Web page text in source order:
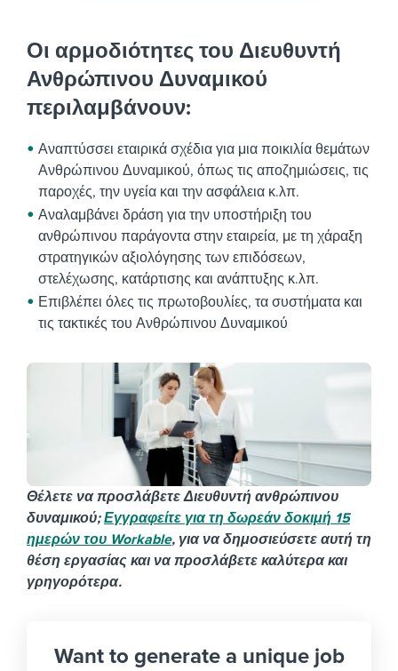
Οι αρμοδιότητες του Διευθυντή
Ανθρώπινου Δυναμικού
περιλαμβάνουν:
Αναπτύσσει εταιρικά σχέδια για μια ποικιλία θεμάτων
Ανθρώπινου Δυναμικού, όπως τις αποζημιώσεις, τις
παροχές, την υγεία και την ασφάλεια κ.λπ.
Αναλαμβάνει δράση για την υποστήριξη του
ανθρώπινου παράγοντα στην εταιρεία, με τη χάραξη
στρατηγικών αξιολόγησης των επιδόσεων,
στελέχωσης, κατάρτισης και ανάπτυξης κ.λπ.
Επιβλέπει όλες τις πρωτοβουλίες, τα συστήματα και
τις τακτικές του Ανθρώπινου Δυναμικού
Θέλετε να προσλάβετε Διευθυντή ανθρώπινου
δυναμικού;Εγγραφείτε για τη δωρεάν δοκιμή 15
ημερών του Workable, για να δημοσιεύσετε αυτή τη
θέση εργασίας και να προσλάβετε καλύτερα και
γρηγορότερα.
Want to generate a unique job